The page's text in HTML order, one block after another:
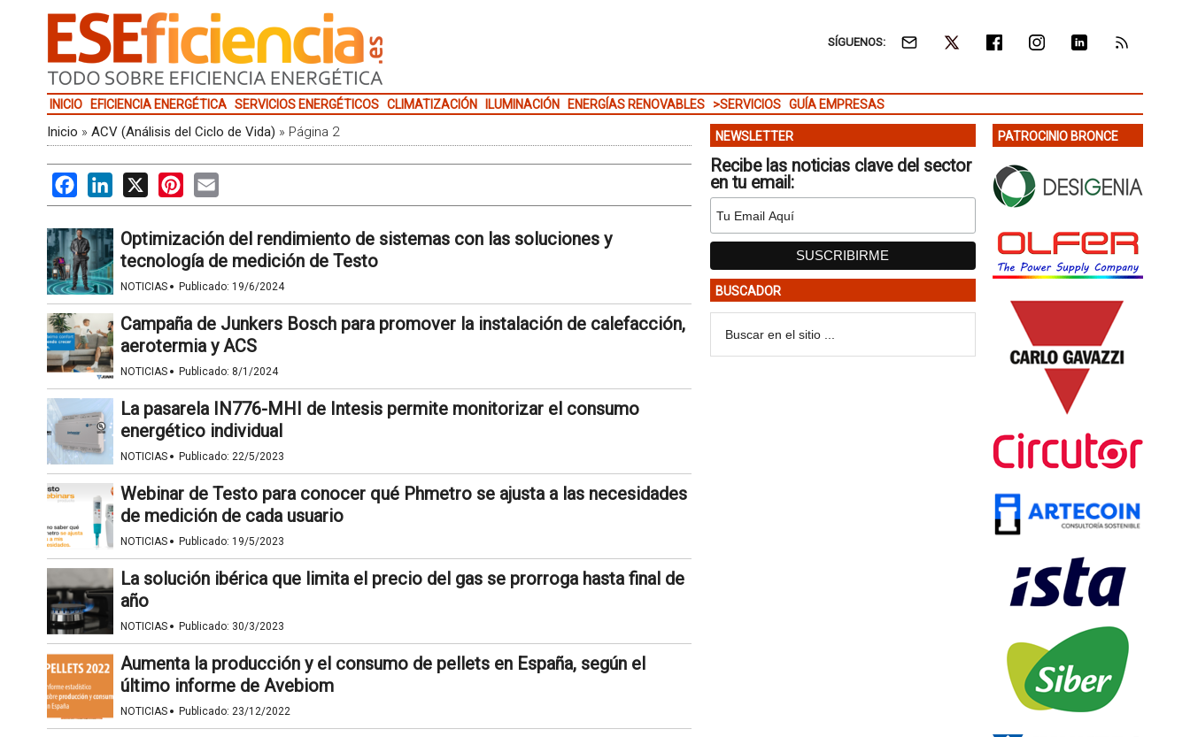
SÍGUENOS:
INICIO EFICIENCIA ENERGÉTICA SERVICIOS ENERGÉTICOS CLIMATIZACIÓN ILUMINACIÓN ENERGÍAS RENOVABLES >SERVICIOS GUÍA EMPRESAS
Inicio » ACV (Análisis del Ciclo de Vida) » Página 2
FacebookLinkedIn
X PinterestEmail
Optimización del rendimiento de sistemas con las soluciones y
tecnología de medición de Testo
NOTICIAS · Publicado: 19/6/2024
Campaña de Junkers Bosch para promover la instalación de calefacción,
aerotermia y ACS
NOTICIAS · Publicado: 8/1/2024
La pasarela IN776-MHI de Intesis permite monitorizar el consumo
energético individual
NOTICIAS · Publicado: 22/5/2023
Webinar de Testo para conocer qué Phmetro se ajusta a las necesidades
de medición de cada usuario
NOTICIAS · Publicado: 19/5/2023
La solución ibérica que limita el precio del gas se prorroga hasta final de
año
NOTICIAS · Publicado: 30/3/2023
Aumenta la producción y el consumo de pellets en España, según el
último informe de Avebiom
NOTICIAS · Publicado: 23/12/2022
NEWSLETTER
Recibe las noticias clave del sector
en tu email:
BUSCADOR
PATROCINIO BRONCE